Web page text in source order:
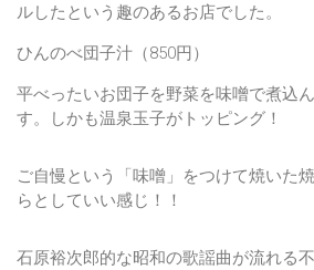
ルしたという趣のあるお店でした。
ひんのべ団子汁 （850円）
平べったいお団子を野菜を味噌で煮込
す。しかも温泉玉子がトッピング！
ご自慢という「味噌」をつけて焼いた
ら としていい感じ！！
石原裕次郎的な昭和の歌謡曲が流れる